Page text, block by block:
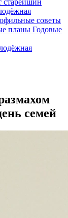
старейшин
советы
планы Годовые
семей